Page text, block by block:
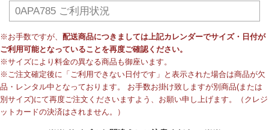
0APA785 ご利用状況
※お手数ですが、 配送商品につきましては上記カレンダーでサイズ・日付が
ご利用可能となっていることを再度ご確認ください。
※サイズにより料金の異なる商品も御座います。
※ご注文確定後に「ご利用できない日付です」と表示された場合は商品が欠
品・レンタル中となっております。 お手数お掛け致しますが別商品(または
別サイズ)にて再度ご注文くださいますよう、お願い申し上げます。（クレジ
ットカードの決済はされません。）